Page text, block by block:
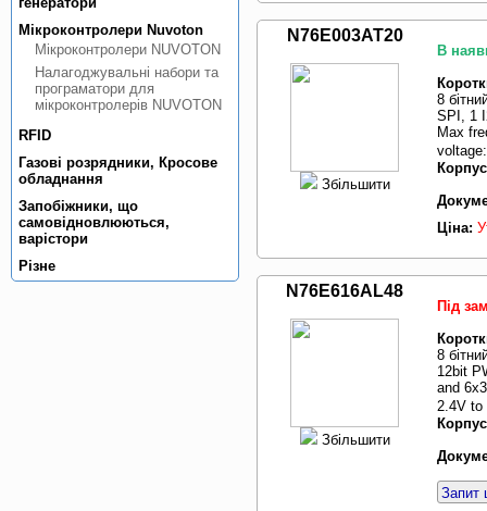
Мiкроконтролери Nuvoton
Мiкроконтролери NUVOTON
Налагоджувальнi набори та
програматори для
мiкроконтролерiв NUVOTON
RFID
Газовi розрядники, Кросове
обладнання
Запобiжники, що
самовiдновлюються,
варiстори
Рiзне
N76E003AT20
Збільшити
В
8
SPI, 1
Max
Ціна:
N76E616AL48
Збільшити
Під
8
12bit
and
2.4V
Запит